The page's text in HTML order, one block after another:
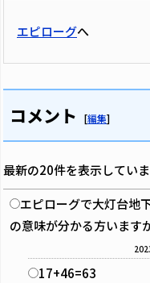
エピローグへ
コメント [編集]
最新の20件を表示していま
エピローグで大灯台地
の意味が分かる方います
17+46=63